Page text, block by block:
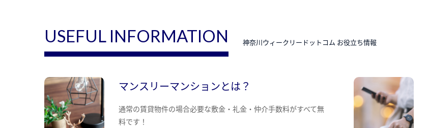
USEFUL INFORMATION 神奈川ウィークリードットコム お役立ち情報
マンスリーマンションとは？
通常の賃貸物件の場合必要な敷金・礼金・仲介手数料がすべて無
料です！